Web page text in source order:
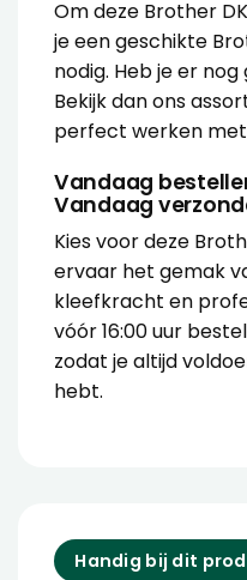
Om deze Brother
je een geschikte
nodig. Heb je er
Bekijk dan ons
perfect werken met
Vandaag
Vandaag
Kies voor deze
ervaar het gemak
kleefkracht en
vóór 16:00 uur
zodat je altijd
hebt.
Handig bij dit